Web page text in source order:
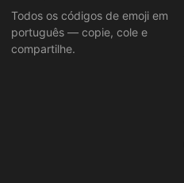
Todos os códigos de emoji em
português — copie, cole e
compartilhe.